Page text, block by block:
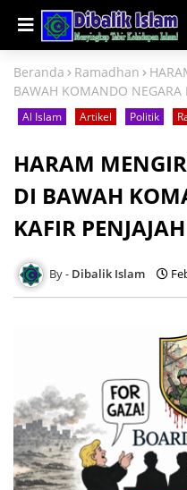
Beranda Ramadhan
BAWAH KOMANDO NEGARA
Al Islam Artikel Politik
HARAM
DI BAWAH
KAFIR PENJAJAH
Dibalik Islam